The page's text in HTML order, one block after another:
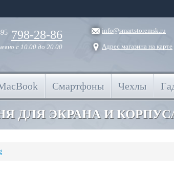
798-28-86
с 10.00 до 20.00
info@smartstoremsk.ru
Адрес магазина на карте
Смартфоны Чехлы
ДЛЯ ЭКРАНА И